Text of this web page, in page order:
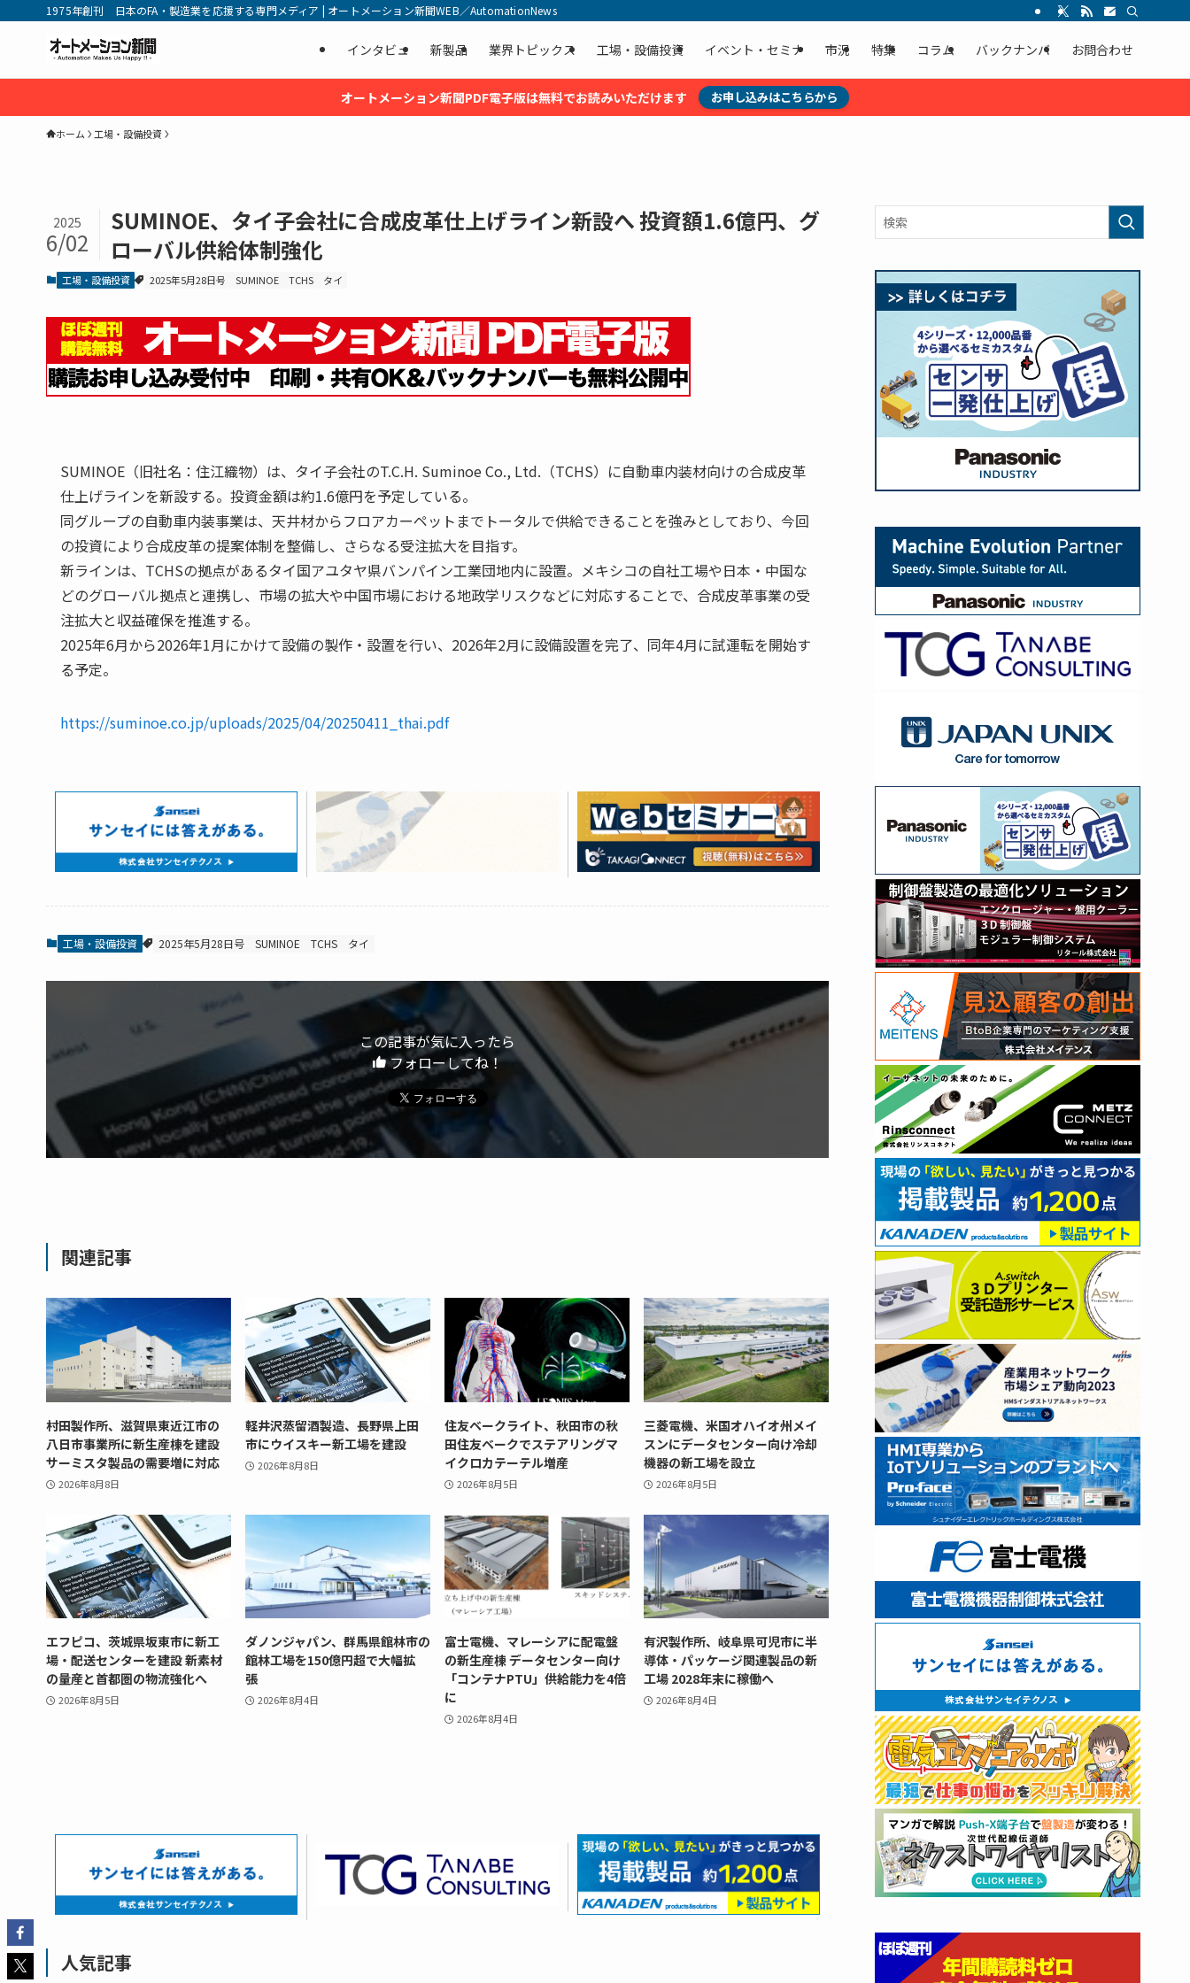
1975年創刊 日本のFA・製造業を応援する専門メディア | オートメーション新聞WEB／AutomationNews
インタビュ 新製品 業界トピックス 工場・設備投資 イベント・セミナ 市況 特集 コラム バックナンバ お問合わせ
オートメーション新聞PDF電子版は無料でお読みいただけます お申し込みはこちらから
ホーム 工場・設備投資
SUMINOE、タイ子会社に合成皮革仕上げライン新設へ 投資額1.6億円、グ
ローバル供給体制強化
2025
6/02
工場・設備投資 2025年5月28日号 SUMINOE TCHS タイ
SUMINOE（旧社名：住江織物）は、タイ子会社のT.C.H. Suminoe Co., Ltd.（TCHS）に自動車内装材向けの合成皮革
仕上げラインを新設する。投資金額は約1.6億円を予定している。
同グループの自動車内装事業は、天井材からフロアカーペットまでトータルで供給できることを強みとしており、今回
の投資により合成皮革の提案体制を整備し、さらなる受注拡大を目指す。
新ラインは、TCHSの拠点があるタイ国アユタヤ県バンパイン工業団地内に設置。メキシコの自社工場や日本・中国な
どのグローバル拠点と連携し、市場の拡大や中国市場における地政学リスクなどに対応することで、合成皮革事業の受
注拡大と収益確保を推進する。
2025年6月から2026年1月にかけて設備の製作・設置を行い、2026年2月に設備設置を完了、同年4月に試運転を開始す
る予定。
https://suminoe.co.jp/uploads/2025/04/20250411_thai.pdf
工場・設備投資 2025年5月28日号 SUMINOE TCHS タイ
この記事が気に入ったら
フォローしてね！
関連記事
村田製作所、滋賀県東近江市の
八日市事業所に新生産棟を建設
サーミスタ製品の需要増に対応
2026年8月8日
軽井沢蒸留酒製造、長野県上田
市にウイスキー新工場を建設
2026年8月8日
住友ベークライト、秋田市の秋
田住友ベークでステアリングマ
イクロカテーテル増産
2026年8月5日
三菱電機、米国オハイオ州メイ
スンにデータセンター向け冷却
機器の新工場を設立
2026年8月5日
エフピコ、茨城県坂東市に新工
場・配送センターを建設 新素材
の量産と首都圏の物流強化へ
2026年8月5日
ダノンジャパン、群馬県館林市の
館林工場を150億円超で大幅拡
張
2026年8月4日
富士電機、マレーシアに配電盤
の新生産棟 データセンター向け
「コンテナPTU」供給能力を4倍
に
2026年8月4日
有沢製作所、岐阜県可児市に半
導体・パッケージ関連製品の新
工場 2028年末に稼働へ
2026年8月4日
人気記事